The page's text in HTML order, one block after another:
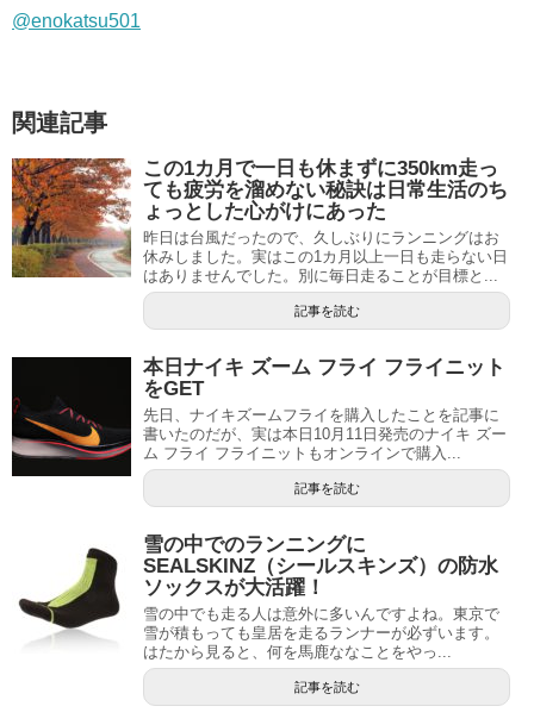
@enokatsu501
関連記事
この1カ月で一日も休まずに350km走っ
ても疲労を溜めない秘訣は日常生活のち
ょっとした心がけにあった
昨日は台風だったので、久しぶりにランニングはお
休みしました。実はこの1カ月以上一日も走らない日
はありませんでした。別に毎日走ることが目標と...
記事を読む
本日ナイキ ズーム フライ フライニット
をGET
先日、ナイキズームフライを購入したことを記事に
書いたのだが、実は本日10月11日発売のナイキ ズー
ム フライ フライニットもオンラインで購入...
記事を読む
雪の中でのランニングに
SEALSKINZ（シールスキンズ）の防水
ソックスが大活躍！
雪の中でも走る人は意外に多いんですよね。東京で
雪が積もっても皇居を走るランナーが必ずいます。
はたから見ると、何を馬鹿ななことをやっ...
記事を読む